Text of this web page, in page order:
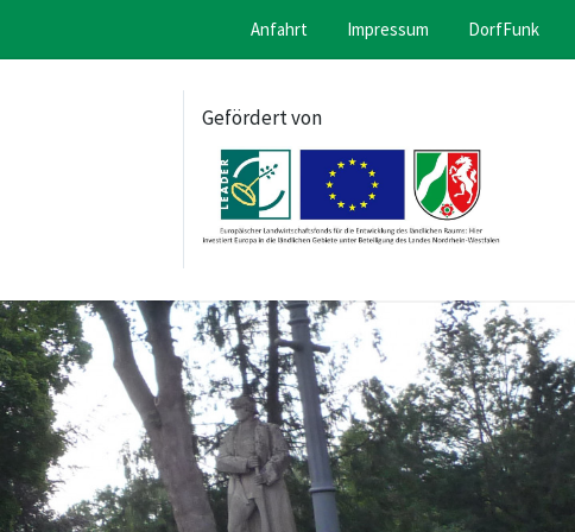
Anfahrt Impressum DorfFunk
Gefördert von